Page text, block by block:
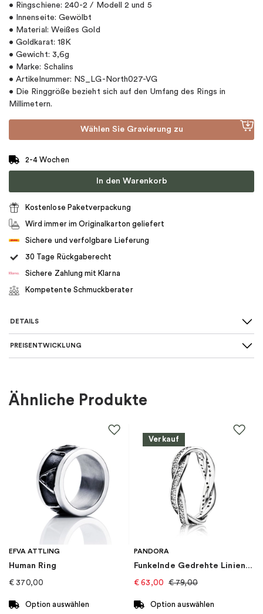
• Ringschiene: 240-2 / Modell 2 und 5
• Innenseite: Gewölbt
• Material: Weißes Gold
• Goldkarat: 18K
• Gewicht: 3,6g
• Marke: Schalins
• Artikelnummer: NS_LG-North027-VG
• Die Ringgröße bezieht sich auf den Umfang des Rings in
Millimetern.
Wählen Sie Gravierung zu
2-4 Wochen
In den Warenkorb
Kostenlose Paketverpackung
Wird immer im Originalkarton geliefert
Sichere und verfolgbare Lieferung
30 Tage Rückgaberecht
Sichere Zahlung mit Klarna
Kompetente Schmuckberater
DETAILS
Art des Rings:
: Weißes Gold
Steine: Lab grown Diamant
Marke:
Goldkarat
Kollektion: North
PREISENTWICKLUNG
Ähnliche Produkte
EFVA ATTLING
Human Ring
€ 370,00
Option auswählen
Verkauf
PANDORA
Funkelnde Gedrehte Linien Ring
€ 63,00 €79,00
Option auswählen